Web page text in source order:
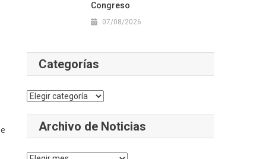
Congreso
07/08/2026
Categorías
Categorías
Archivo de Noticias